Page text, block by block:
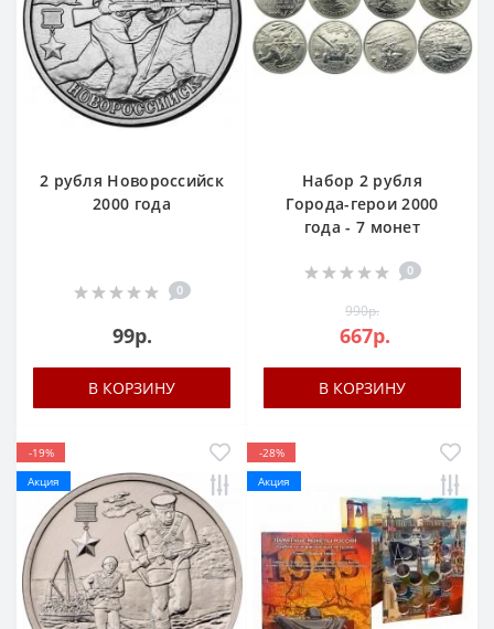
2 рубля Новороссийск
2000 года
0
99р.
В КОРЗИНУ
Набор 2 рубля
Города-герои 2000
года - 7 монет
0
990р.
667р.
В КОРЗИНУ
-19%
Акция
-28%
Акция